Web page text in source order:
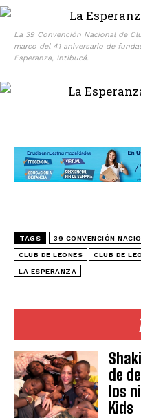
de
los
Kids
La 39 Convención Nacional de
marco del 41 aniversario de
Esperanza, Intibucá.
TAGS 39 CONVENCIÓN
CLUB DE LEONES CLUB DE
LA ESPERANZA